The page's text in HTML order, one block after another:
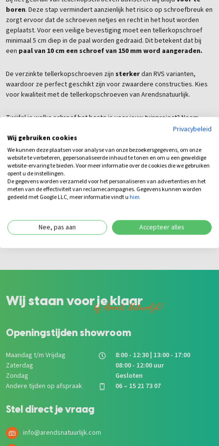
boren. Deze stap vermindert aanzienlijk het risico op schroefbreuk en
zorgt ervoor dat de schroeven netjes en recht in het hout worden
geplaatst. Voor een veilige bevestiging moet een tellerkopschroef
minimaal 5 cm diep in de paal worden gedraaid. Dit betekent dat bij
een paal van 10 cm een schroef van 150 mm word aangeraden.
De verzinkte tellerkopschroeven zijn sterkerdan RVS varianten,
waardoor ze perfect geschikt zijn voor zwaardere constructies. Kies
voor kwaliteit met de tellerkopschroeven van Arendsnatuurlijk.
Twijfel je welke schroef het beste is voor jouw tuinproject? Neem
contact met ons op en laat je adviseren door een van onze
medewerkers, of kom langs in de showroom
Eventuele bijbehorende producten vind u eenvoudigonderaan deze
pagina
Deze schroeven zijn onder andere geschikt voor het monteren van
Tuinhout Hardhout|Schuttingen |Kastanje
Wij staan voor je klaar
bij Arends Natuurlijk!
Openingstijden showroom
Maandag t/m Vrijdag
8:00 - 12:30 | 13:00 - 17:00
Zaterdag
08:00 - 12:00 uur
Zondag
Gesloten
Andere tijden op afspraak
06 – 15 21 73 07
Stel direct je vraag
info@arendsnatuurlijk.com
Privacybeleid
Wij gebruiken cookies
We kunnen deze plaatsen voor analyse van onze bezoekersgegevens, om onze
website te verbeteren, gepersonaliseerde inhoud te tonen en om u een geweldige
website-ervaring te bieden. Voor meer informatie over de cookies die we gebruiken
opent u de instellingen.
De gegevens worden verzameld voor het personaliseren van advertenties en het
meten van de effectiviteit van reclamecampagnes. Gegevens kunnen worden
gedeeld met Google LLC, meer informatie vindt uhier.
Nee, pas aan Accepteer alles